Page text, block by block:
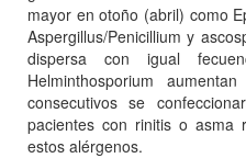
mayor en otoño (abril) como
Aspergillus/Penicillium y
dispersa con igual
Helminthosporium
consecutivos se
pacientes con rinitis o asma
estos alérgenos.